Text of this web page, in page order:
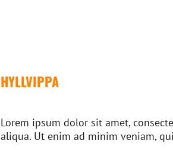
HYLLVIPPA
Lorem ipsum dolor sit amet,
aliqua. Ut enim ad minim veniam,